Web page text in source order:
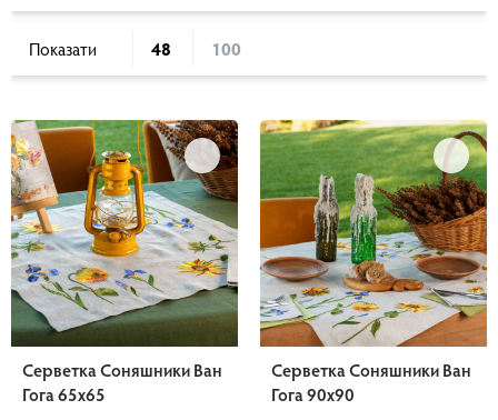
Показати 48 100
Серветка Соняшники Ван
Гога 65х65
Серветка Соняшники Ван
Гога 90х90